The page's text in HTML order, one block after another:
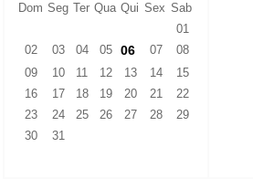
Dom Seg Ter Qua Qui Sex Sab
01
02
03 04 05 06 07
08
09
10 11 12 13 14
15
16
17 18 19 20 21
22
23
24 25 26 27 28
29
30
31